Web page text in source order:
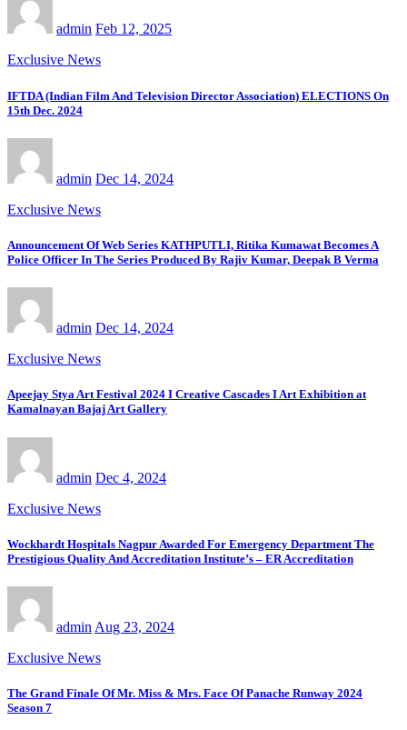
admin Feb 12, 2025
Exclusive News
IFTDA (Indian Film And Television Director Association) ELECTIONS On
15th Dec. 2024
admin Dec 14, 2024
Exclusive News
Announcement Of Web Series KATHPUTLI, Ritika Kumawat Becomes A
Police Officer In The Series Produced By Rajiv Kumar, Deepak B Verma
admin Dec 14, 2024
Exclusive News
Apeejay Stya Art Festival 2024 I Creative Cascades I Art Exhibition at
Kamalnayan Bajaj Art Gallery
admin Dec 4, 2024
Exclusive News
Wockhardt Hospitals Nagpur Awarded For Emergency Department The
Prestigious Quality And Accreditation Institute’s – ER Accreditation
admin Aug 23, 2024
Exclusive News
The Grand Finale Of Mr. Miss & Mrs. Face Of Panache Runway 2024
Season 7